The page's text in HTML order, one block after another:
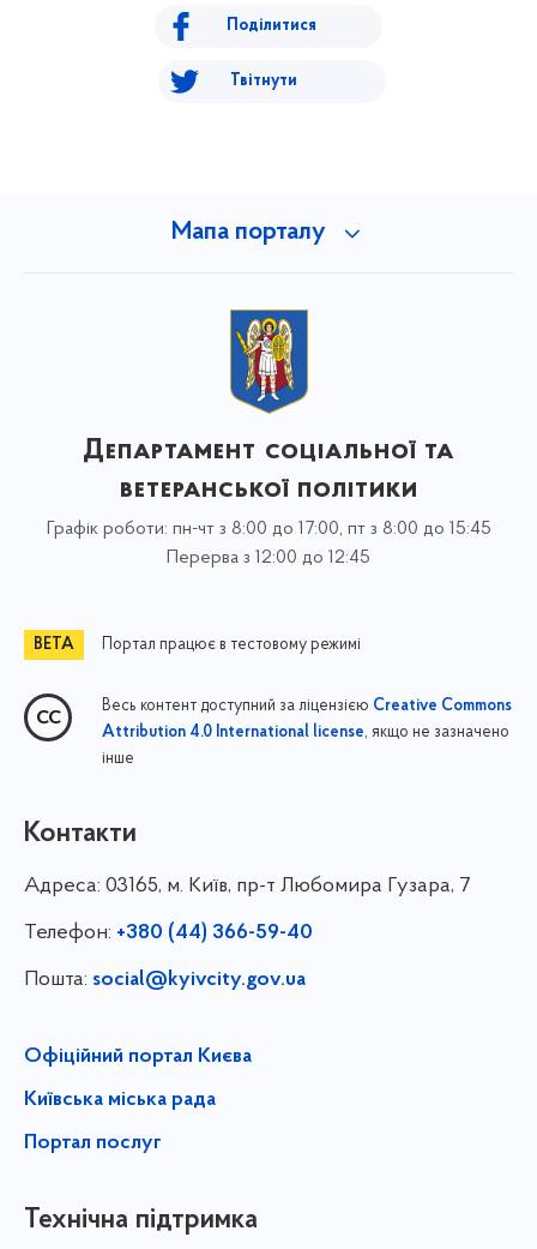
Поділитися
Твітнути
Мапа порталу
Департамент соціальної та
ветеранської політики
Графік роботи: пн-чт з 8:00 до 17:00, пт з 8:00 до 15:45
Перерва з 12:00 до 12:45
Портал працює в тестовому режимі
Весь контент доступний за ліцензією Creative Commons
Attribution 4.0 International license, якщо не зазначено
інше
Контакти
Адреса: 03165, м. Київ, пр-т Любомира Гузара, 7
Телефон: +380 (44) 366-59-40
Пошта: social@kyivcity.gov.ua
Офіційний портал Києва
Київська міська рада
Портал послуг
Технічна підтримка